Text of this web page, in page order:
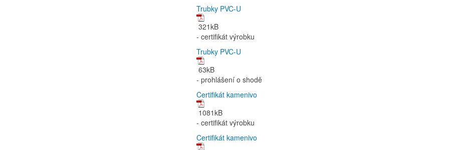
Trubky PVC-U
321kB
- certifikát výrobku
Trubky PVC-U
63kB
- prohlášení o shodě
Certifikát kamenivo
1081kB
- certifikát výrobku
Certifikát kamenivo